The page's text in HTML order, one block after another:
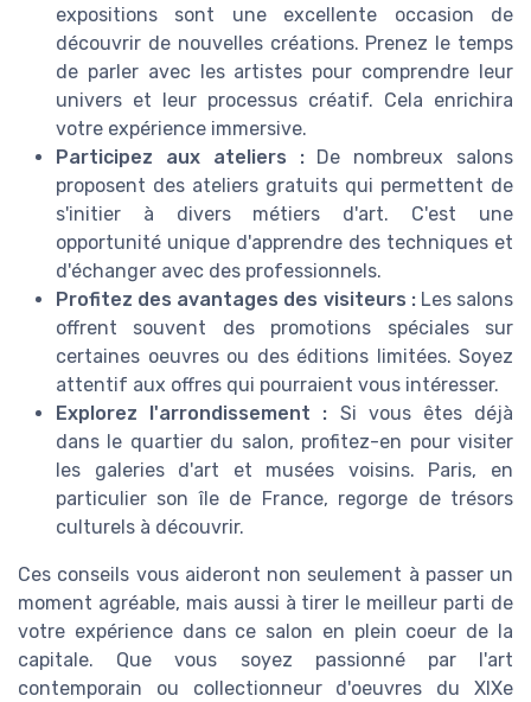
expositions sont une excellente occasion de
découvrir de nouvelles créations. Prenez le temps
de parler avec les artistes pour comprendre leur
univers et leur processus créatif. Cela enrichira
votre expérience immersive.
Participez aux ateliers :De nombreux salons
proposent des ateliers gratuits qui permettent de
s'initier à divers métiers d'art. C'est une
opportunité unique d'apprendre des techniques et
d'échanger avec des professionnels.
Profitez des avantages des visiteurs :Les salons
offrent souvent des promotions spéciales sur
certaines oeuvres ou des éditions limitées. Soyez
attentif aux offres qui pourraient vous intéresser.
Explorez l'arrondissement : Si vous êtes déjà
dans le quartier du salon, profitez-en pour visiter
les galeries d'art et musées voisins. Paris, en
particulier son île de France, regorge de trésors
culturels à découvrir.
Ces conseils vous aideront non seulement à passer un
moment agréable, mais aussi à tirer le meilleur parti de
votre expérience dans ce salon en plein coeur de la
capitale. Que vous soyez passionné par l'art
contemporain ou collectionneur d'oeuvres du XIXe